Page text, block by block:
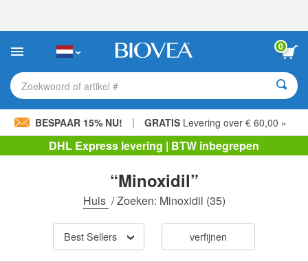
Deze
bevat
toegankelijkheidssysteem.
0
Zoekwoord of artikel #
BESPAAR 15% NU! | GRATIS Levering over € 60,00 »
DHL Express levering | BTW inbegrepen
“Minoxidil”
Huis /Zoeken: Minoxidil (35)
Best Sellers verfijnen